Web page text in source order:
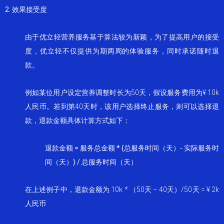
2. 效果接受度
由于优立轻营养服务基于算法较为新颖，为了提高用户的接受
度，优立轻不仅提供为期两周的体验服务，同时承诺随时退
款。
例如某位用户设定营养调整时长为50天，假设服务费用为¥ 10k
人民币。若到第40天时，该用户选择终止服务，则可以选择退
款，退款金额具体计算方式如下：
退款金额 = 服务总金额 * {总服务时间（天）- 实际服务时
间（天）} / 总服务时间（天）
在上述例子中，退款金额为 10k * （50天 – 40天）/50天 = ¥ 2k
人民币